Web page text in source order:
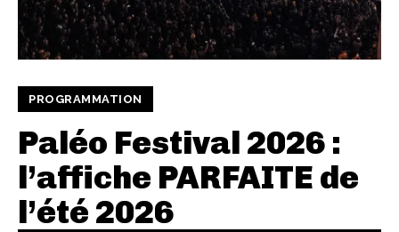
PROGRAMMATION
Paléo Festival 2026 :
l’affiche PARFAITE de
l’été 2026